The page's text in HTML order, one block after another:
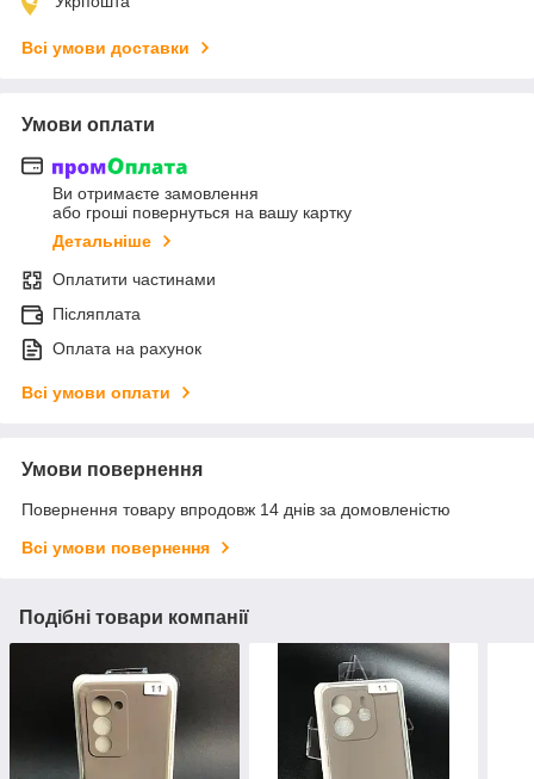
Всі умови доставки
Умови оплати
Ви отримаєте замовлення
або гроші повернуться на вашу картку
Детальніше
Оплатити частинами
Післяплата
Оплата на рахунок
Всі умови оплати
Умови повернення
Повернення товару впродовж 14 днів за домовленістю
Всі умови повернення
Подібні товари компанії